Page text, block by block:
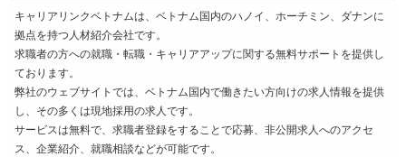
キャリアリンクベトナムは、ベトナム国内のハノイ、ホーチミン、ダナンに
拠点を持つ人材紹介会社です。
求職者の方への就職・転職・キャリアアップに関する無料サポートを提供し
ております。
弊社のウェブサイトでは、ベトナム国内で働きたい方向けの求人情報を提供
し、その多くは現地採用の求人です。
サービスは無料で、求職者登録をすることで応募、非公開求人へのアクセ
ス、企業紹介、就職相談などが可能です。